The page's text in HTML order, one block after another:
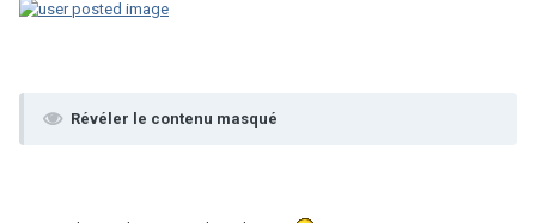
Révéler le contenu masqué